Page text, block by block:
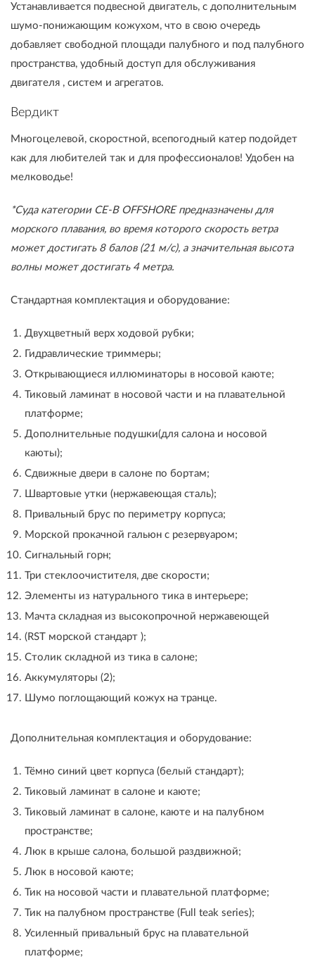
Устанавливается подвесной двигатель, с дополнительным
шумо-понижающим кожухом, что в свою очередь
добавляет свободной площади палубного и под палубного
пространства, удобный доступ для обслуживания
двигателя , систем и агрегатов.
Вердикт
Многоцелевой, скоростной, всепогодный катер подойдет
как для любителей так и для профессионалов! Удобен на
мелководье!
*Суда категории CE-В OFFSHORE предназначены для
морского плавания, во время которого скорость ветра
может достигать 8 балов (21 м/с), а значительная высота
волны может достигать 4 метра.
Стандартная комплектация и оборудование:
Двухцветный верх ходовой рубки;
Гидравлические триммеры;
Открывающиеся иллюминаторы в носовой каюте;
Тиковый ламинат в носовой части и на плавательной
платформе;
Дополнительные подушки(для салона и носовой
каюты);
Сдвижные двери в салоне по бортам;
Швартовые утки (нержавеющая сталь);
Привальный брус по периметру корпуса;
Морской прокачной гальюн с резервуаром;
Сигнальный горн;
Три стеклоочистителя, две скорости;
Элементы из натурального тика в интерьере;
Мачта складная из высокопрочной нержавеющей
(RST морской стандарт );
Столик складной из тика в салоне;
Аккумуляторы (2);
Шумо поглощающий кожух на транце.
Дополнительная комплектация и оборудование:
Тёмно синий цвет корпуса (белый стандарт);
Тиковый ламинат в салоне и каюте;
Тиковый ламинат в салоне, каюте и на палубном
пространстве;
Люк в крыше салона, большой раздвижной;
Люк в носовой каюте;
Тик на носовой части и плавательной платформе;
Тик на палубном пространстве (Full teak series);
Усиленный привальный брус на плавательной
платформе;